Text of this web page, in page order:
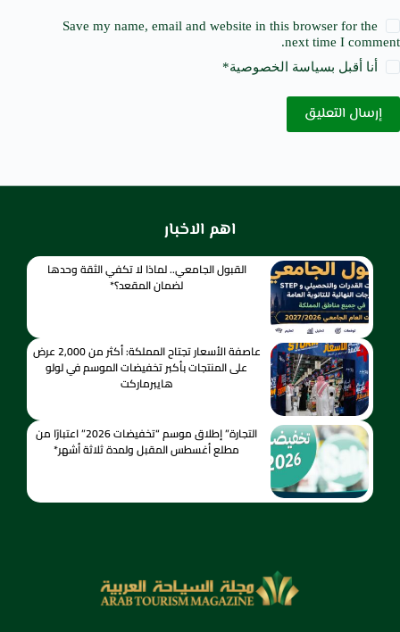
Save my name, email and website in this browser for the
next time I comment.
أنا أقبل بسياسة الخصوصية*
إرسال التعليق
اهم الاخبار
القبول الجامعي.. لماذا لا تكفي الثقة وحدها
لضمان المقعد؟*
عاصفة الأسعار تجتاح المملكة: أكثر من 2,000 عرض
على المنتجات بأكبر تخفيضات الموسم في لولو
هايبرماركت
التجارة” إطلاق موسم “تخفيضات 2026” اعتبارًا من
مطلع أغسطس المقبل ولمدة ثلاثة أشهر*